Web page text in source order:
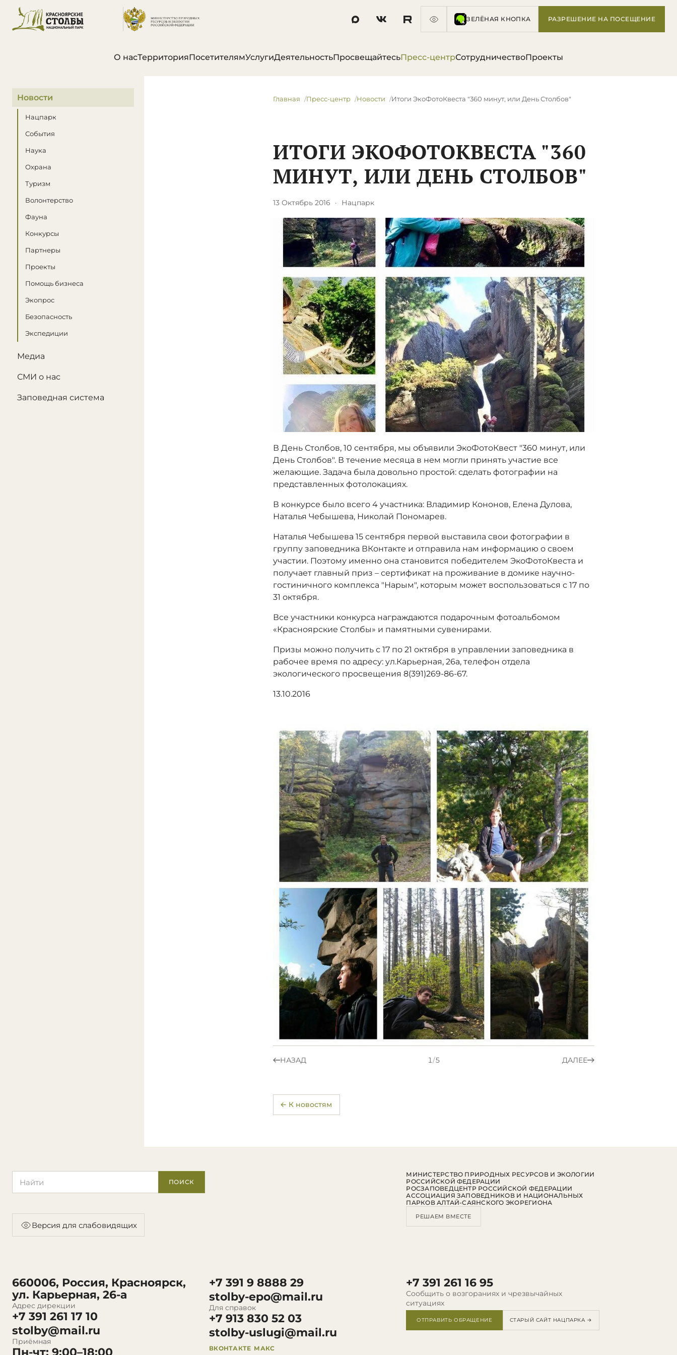
ЗЕЛЁНАЯ КНОПКА РАЗРЕШЕНИЕ НА ПОСЕЩЕНИЕ
О насТерриторияПосетителямУслугиДеятельностьПросвещайтесьПресс-центрСотрудничествоПроекты
В этом разделе
Новости
Нацпарк
События
Наука
Охрана
Туризм
Волонтерство
Фауна
Конкурсы
Партнеры
Проекты
Помощь бизнеса
Экопрос
Безопасность
Экспедиции
Медиа
СМИ о нас
Заповедная система
Главная Пресс-центр Новости Итоги ЭкоФотоКвеста "360 минут, или День Столбов"
ИТОГИ ЭКОФОТОКВЕСТА "360
МИНУТ, ИЛИ ДЕНЬ СТОЛБОВ"
13 Октябрь 2016 · Нацпарк
В День Столбов, 10 сентября, мы объявили ЭкоФотоКвест "360 минут, или
День Столбов". В течение месяца в нем могли принять участие все
желающие. Задача была довольно простой: сделать фотографии на
представленных фотолокациях.
В конкурсе было всего 4 участника: Владимир Кононов, Елена Дулова,
Наталья Чебышева, Николай Пономарев.
Наталья Чебышева 15 сентября первой выставила свои фотографии в
группу заповедника ВКонтакте и отправила нам информацию о своем
участии. Поэтому именно она становится победителем ЭкоФотоКвеста и
получает главный приз – сертификат на проживание в домике научно-
гостиничного комплекса "Нарым", которым может воспользоваться с 17 по
31 октября.
Все участники конкурса награждаются подарочным фотоальбомом
«Красноярские Столбы» и памятными сувенирами.
Призы можно получить с 17 по 21 октября в управлении заповедника в
рабочее время по адресу: ул.Карьерная, 26а, телефон отдела
экологического просвещения 8(391)269-86-67.
13.10.2016
НАЗАД 1/5 ДАЛЕЕ
← К новостям
ПОИСК
Версия для слабовидящих
660006, Россия, Красноярск,
ул. Карьерная, 26-а
Адрес дирекции
+7 391 261 17 10
stolby@mail.ru
Приёмная
Пн-чт: 9:00–18:00
+7 391 9 8888 29
stolby-epo@mail.ru
Для справок
+7 913 830 52 03
stolby-uslugi@mail.ru
ВКОНТАКТЕ МАКС
+7 391 261 16 95
Сообщить о возгораниях и чрезвычайных
ситуациях
ОТПРАВИТЬ ОБРАЩЕНИЕ СТАРЫЙ САЙТ НАЦПАРКА →
МИНИСТЕРСТВО ПРИРОДНЫХ РЕСУРСОВ И ЭКОЛОГИИ
РОССИЙСКОЙ ФЕДЕРАЦИИ
РОСЗАПОВЕДЦЕНТР РОССИЙСКОЙ ФЕДЕРАЦИИ
АССОЦИАЦИЯ ЗАПОВЕДНИКОВ И НАЦИОНАЛЬНЫХ
ПАРКОВ АЛТАЙ-САЯНСКОГО ЭКОРЕГИОНА
РЕШАЕМ ВМЕСТЕ